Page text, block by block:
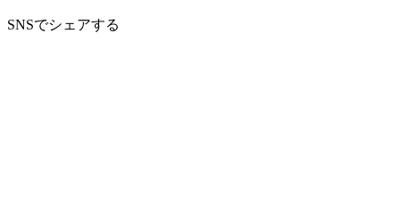
SNSでシェアする